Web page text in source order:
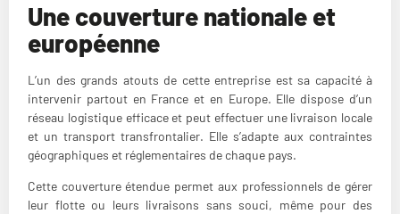
Une couverture nationale et
européenne
L’un des grands atouts de cette entreprise est sa capacité à
intervenir partout en France et en Europe. Elle dispose d’un
réseau logistique efficace et peut effectuer une livraison locale
et un transport transfrontalier. Elle s’adapte aux contraintes
géographiques et réglementaires de chaque pays.
Cette couverture étendue permet aux professionnels de gérer
leur flotte ou leurs livraisons sans souci, même pour des